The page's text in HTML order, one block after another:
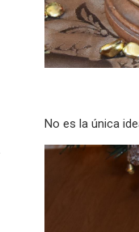
No es la única